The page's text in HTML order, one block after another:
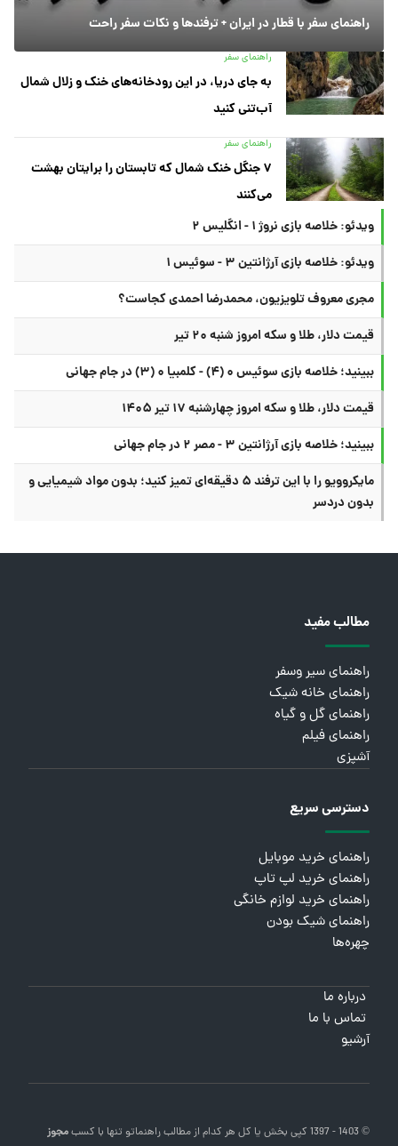
راهنمای سفر با قطار در ایران + ترفندها و نکات سفر راحت
راهنمای سفر
به جای دریا، در این رودخانه‌های خنک و زلال شمال
آب‌تنی کنید
راهنمای سفر
۷ جنگل خنک شمال که تابستان را برایتان بهشت
می‌کنند
ویدئو: خلاصه بازی نروژ ۱ - انگلیس ۲
ویدئو: خلاصه بازی آرژانتین ۳ - سوئیس ۱
مجری معروف تلویزیون، محمدرضا احمدی کجاست؟
قیمت دلار، طلا و سکه امروز شنبه ۲۰ تیر
ببینید؛ خلاصه بازی سوئیس ۰ (۴) - کلمبیا ۰ (۳) در جام جهانی
قیمت دلار، طلا و سکه امروز چهارشنبه ۱۷ تیر ۱۴۰۵
ببینید؛ خلاصه بازی آرژانتین ۳ - مصر ۲ در جام جهانی
مایکروویو را با این ترفند ۵ دقیقه‌ای تمیز کنید؛ بدون مواد شیمیایی و
بدون دردسر
مطالب مفید
راهنمای سیر وسفر
راهنمای خانه شیک
راهنمای گل و گیاه
راهنمای فیلم
آشپزی
دسترسی سریع
راهنمای خرید موبایل
راهنمای خرید لپ تاپ
راهنمای خرید لوازم خانگی
راهنمای شیک بودن
چهره‌ها
درباره ما
تماس با ما
آرشیو
© 1403 - 1397 کپی بخش یا کل هر کدام از مطالب راهنماتو تنها با کسبمجوز